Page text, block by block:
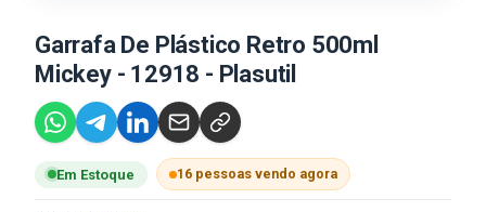
Garrafa De Plástico Retro 500ml
Mickey - 12918 - Plasutil
Em Estoque 16 pessoas vendo agora